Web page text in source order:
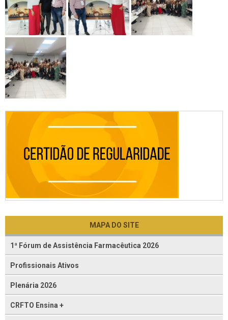
MAPA DO SITE
1ª Fórum de Assistência Farmacêutica 2026
Profissionais Ativos
Plenária 2026
CRFTO Ensina +